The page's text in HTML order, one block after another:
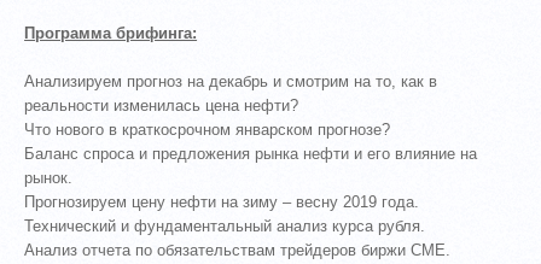
Программа брифинга:
Анализируем прогноз на декабрь и смотрим на то, как в
реальности изменилась цена нефти?
Что нового в краткосрочном январском прогнозе?
Баланс спроса и предложения рынка нефти и его влияние на
рынок.
Прогнозируем цену нефти на зиму – весну 2019 года.
Технический и фундаментальный анализ курса рубля.
Анализ отчета по обязательствам трейдеров биржи СМЕ.